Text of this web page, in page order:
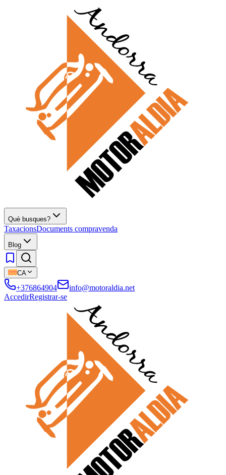
Què busques?
TaxacionsDocuments compravenda
Blog
CA
+376864904
info@motoraldia.net
AccedirRegistrar-se